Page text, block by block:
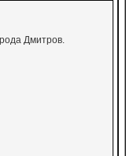
Дмитров.